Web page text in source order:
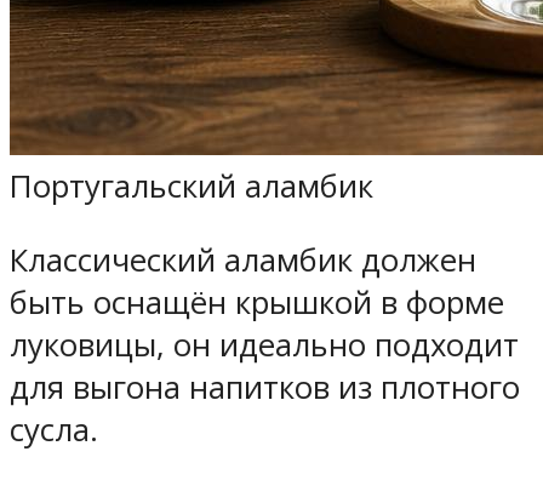
Португальский аламбик
Классический аламбик должен
быть оснащён крышкой в форме
луковицы, он идеально подходит
для выгона напитков из плотного
сусла.